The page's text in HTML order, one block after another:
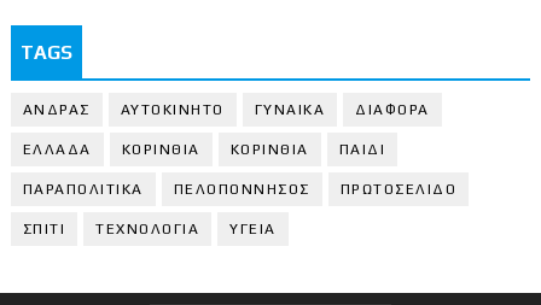
TAGS
ΑΝΔΡΑΣ ΑΥΤΟΚΙΝΗΤΟ ΓΥΝΑΙΚΑ ΔΙΑΦΟΡΑ
ΕΛΛΑΔΑ ΚΟΡΙΝΘΙΑ ΚΟΡΙΝΘΙA ΠΑΙΔΙ
ΠΑΡΑΠΟΛΙΤΙΚΑ ΠΕΛΟΠΟΝΝΗΣΟΣ ΠΡΩΤΟΣΕΛΙΔΟ
ΣΠΙΤΙ ΤΕΧΝΟΛΟΓΙΑ ΥΓΕΙΑ